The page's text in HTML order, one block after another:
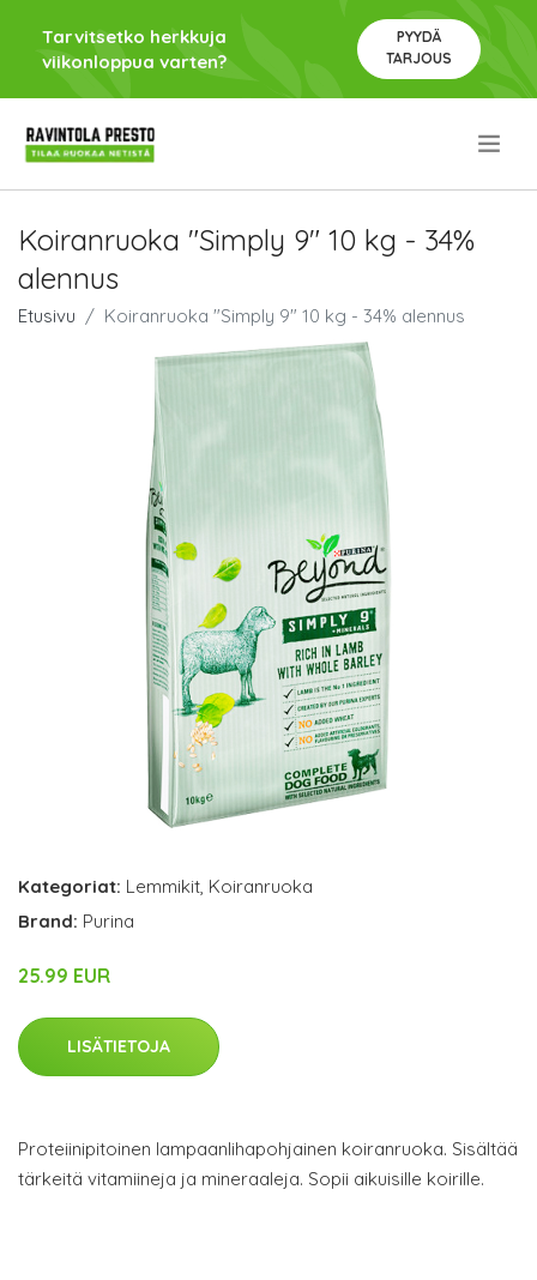
Tarvitsetko herkkuja
viikonloppua varten?
PYYDÄ
TARJOUS
Koiranruoka "Simply 9" 10 kg - 34%
alennus
Etusivu Koiranruoka "Simply 9" 10 kg - 34% alennus
Kategoriat: Lemmikit, Koiranruoka
Brand: Purina
25.99 EUR
LISÄTIETOJA
Proteiinipitoinen lampaanlihapohjainen koiranruoka. Sisältää
tärkeitä vitamiineja ja mineraaleja. Sopii aikuisille koirille.